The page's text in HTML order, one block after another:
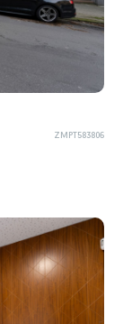
ZMPT583806